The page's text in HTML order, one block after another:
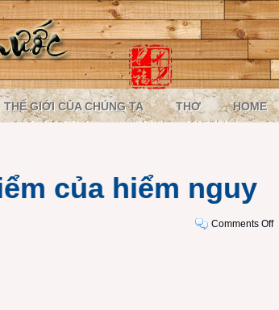
THẾ GIỚI CỦA CHÚNG TA THƠ HOME
của hiểm nguy
Comments Offon